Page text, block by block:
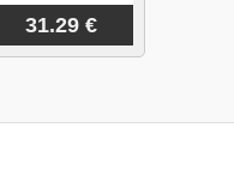
31.29 €